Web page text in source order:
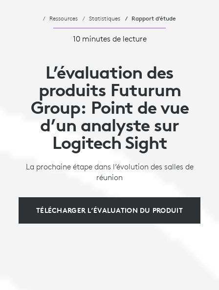
Ressources Statistiques Rapport d’étude
10 minutes de lecture
L’évaluation des
produits Futurum
Group: Point de vue
d’un analyste sur
Logitech Sight
La prochaine étape dans l’évolution des salles de
réunion
TÉLÉCHARGER L’ÉVALUATION DU PRODUIT